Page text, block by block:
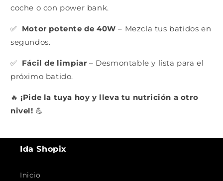
coche o con power bank.
✅ Motor potente de 40W – Mezcla tus batidos en
segundos.
✅ Fácil de limpiar – Desmontable y lista para el
próximo batido.
🔥¡Pide la tuya hoy y lleva tu nutrición a otro
nivel! 💪
Ida Shopix
Inicio